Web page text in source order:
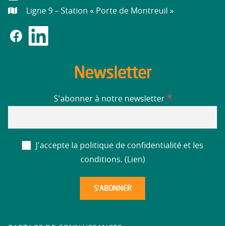
Ligne 9 – Station « Porte de Montreuil »
Newsletter
S'abonner à notre newsletter *
J'accepte la politique de confidentialité et les
conditions. ( Lien)